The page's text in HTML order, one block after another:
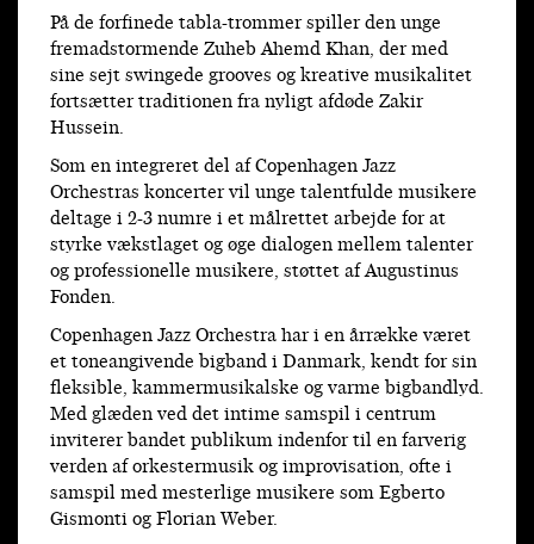
På de forfinede tabla-trommer spiller den unge
fremadstormende Zuheb Ahemd Khan, der med
sine sejt swingede grooves og kreative musikalitet
fortsætter traditionen fra nyligt afdøde Zakir
Hussein.
Som en integreret del af Copenhagen Jazz
Orchestras koncerter vil unge talentfulde musikere
deltage i 2-3 numre i et målrettet arbejde for at
styrke vækstlaget og øge dialogen mellem talenter
og professionelle musikere, støttet af Augustinus
Fonden.
Copenhagen Jazz Orchestra har i en årrække været
et toneangivende bigband i Danmark, kendt for sin
fleksible, kammermusikalske og varme bigbandlyd.
Med glæden ved det intime samspil i centrum
inviterer bandet publikum indenfor til en farverig
verden af orkestermusik og improvisation, ofte i
samspil med mesterlige musikere som Egberto
Gismonti og Florian Weber.